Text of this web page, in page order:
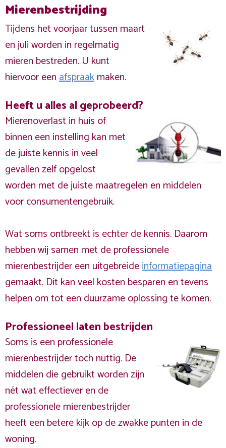
Mierenbestrijding
Tijdens het voorjaar tussen maart
en juli worden in regelmatig
mieren bestreden. U kunt
hiervoor eenafspraakmaken.
Heeft u alles al geprobeerd?
Mierenoverlast in huis of
binnen een instelling kan met
de juiste kennis in veel
gevallen zelf opgelost
worden met de juiste maatregelen en middelen
voor consumentengebruik.
Wat soms ontbreekt is echter de kennis. Daarom
hebben wij samen met de professionele
mierenbestrijder een uitgebreideinformatiepagina
gemaakt. Dit kan veel kosten besparen en tevens
helpen om tot een duurzame oplossing te komen.
Professioneel laten bestrijden
Soms is een professionele
mierenbestrijder toch nuttig. De
middelen die gebruikt worden zijn
nét wat effectiever en de
professionele mierenbestrijder
heeft een betere kijk op de zwakke punten in de
woning.